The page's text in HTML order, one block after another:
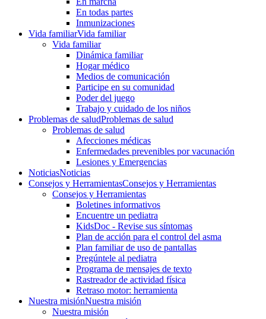
En todas partes
Inmunizaciones
Vida familiarVida familiar
Vida familiar
Dinámica familiar
Hogar médico
Medios de comunicación
Participe en su comunidad
Poder del juego
Trabajo y cuidado de los niños
Problemas de saludProblemas de salud
Problemas de salud
Afecciones médicas
Enfermedades prevenibles por vacunación
Lesiones y Emergencias
NoticiasNoticias
Consejos y HerramientasConsejos y Herramientas
Consejos y Herramientas
Boletines informativos
Encuentre un pediatra
KidsDoc - Revise sus síntomas
Plan de acción para el control del asma
Plan familiar de uso de pantallas
Pregúntele al pediatra
Programa de mensajes de texto
Rastre​​ador de activida​d física
Retraso motor: herramienta
Nuestra misiónNuestra misión
Nuestra misión